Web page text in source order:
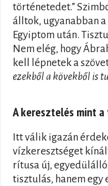
történetedet.”
álltok, ugyanabban
Egyiptom után.
Nem elég, hogy
kell lépnetek a
ezekből a kövekből is
A keresztelés mint
Itt válik igazán
vízkeresztséget
rítusa új,
tisztulás, hanem egy